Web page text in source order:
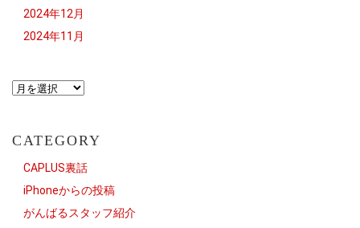
2024年12月
2024年11月
CATEGORY
CAPLUS裏話
iPhoneからの投稿
がんばるスタッフ紹介